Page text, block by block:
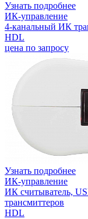
Узнать подробнее
ИК-управление
4-канальный ИК
HDL
цена по запросу
Узнать подробнее
ИК-управление
ИК считыватель,
трансмиттеров
HDL